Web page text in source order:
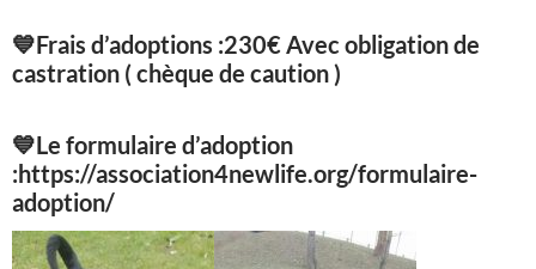
💙Frais d’adoptions :230€ Avec obligation de
castration ( chèque de caution )
💙Le formulaire d’adoption
:https://association4newlife.org/formulaire-
adoption/